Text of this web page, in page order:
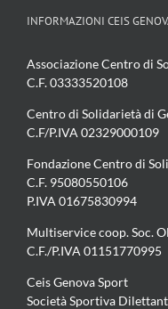
INFORMAZIONI CEIS
Associazione Centro di
C.F. 03333520108
Centro di Solidarietà di
C.F/P.IVA 02329000109
Fondazione Centro di
C.F. 95080550106
P.IVA 01675830994
Multiservice coop. Soc.
C.F./P.IVA 01151770995
Ceis Genova Sport
Società Sportiva